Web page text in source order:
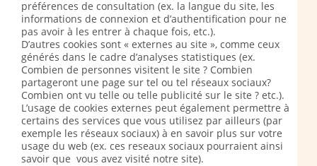
préférences de consultation (ex. la langue du site, les
informations de connexion et d’authentification pour ne
pas avoir à les entrer à chaque fois, etc.).
D’autres cookies sont « externes au site », comme ceux
générés dans le cadre d’analyses statistiques (ex.
Combien de personnes visitent le site ? Combien
partageront une page sur tel ou tel réseaux sociaux?
Combien ont vu telle ou telle publicité sur le site ? etc.).
L’usage de cookies externes peut également permettre à
certains des services que vous utilisez par ailleurs (par
exemple les réseaux sociaux) à en savoir plus sur votre
usage du web (ex. ces reseaux sociaux pourraient ainsi
savoir que vous avez visité notre site).